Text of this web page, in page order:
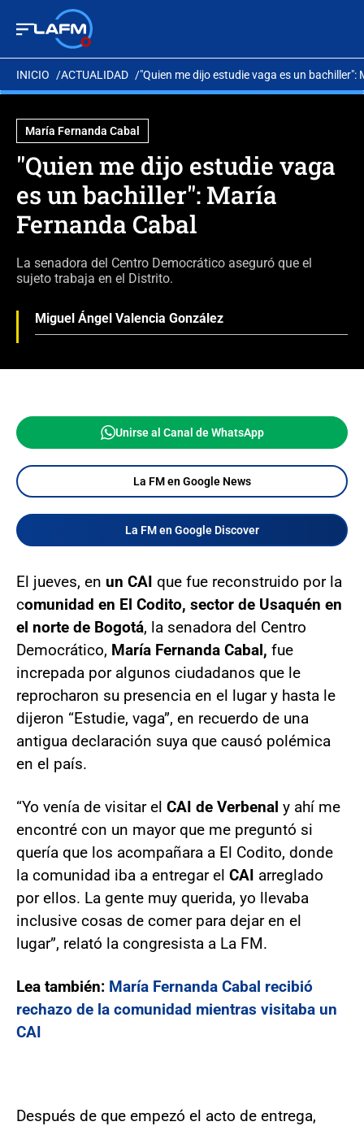
INICIO ACTUALIDAD "Quien me dijo estudie vaga es un bachiller":
María Fernanda Cabal
"Quien me dijo estudie vaga
es un bachiller": María
Fernanda Cabal
La senadora del Centro Democrático aseguró que el
sujeto trabaja en el Distrito.
Miguel Ángel Valencia González
Unirse al Canal de WhatsApp
La FM en Google News
La FM en Google Discover
El jueves, en un CAI que fue reconstruido por la
comunidad en El Codito, sector de Usaquén en
el norte de Bogotá, la senadora del Centro
Democrático, María Fernanda Cabal, fue
increpada por algunos ciudadanos que le
reprocharon su presencia en el lugar y hasta le
dijeron “Estudie, vaga”, en recuerdo de una
antigua declaración suya que causó polémica
en el país.
“Yo venía de visitar el CAI de Verbenal y ahí me
encontré con un mayor que me preguntó si
quería que los acompañara a El Codito, donde
la comunidad iba a entregar el CAI arreglado
por ellos. La gente muy querida, yo llevaba
inclusive cosas de comer para dejar en el
lugar”, relató la congresista a La FM.
Lea también: María Fernanda Cabal recibió
rechazo de la comunidad mientras visitaba un
CAI
Después de que empezó el acto de entrega,